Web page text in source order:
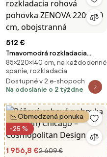
512 €
Tmavomodrá rozkladacia
rohová pohovka ZENOVA
220x140 cm, obojstranná
85×220×140 cm, na každodenné
spanie, rozkladacia
Dostupné v 2 e-shopoch
Na odoslanie o 2 týždne
Obmedzená ponuka
-25 %
1 956,8 €2 609 €